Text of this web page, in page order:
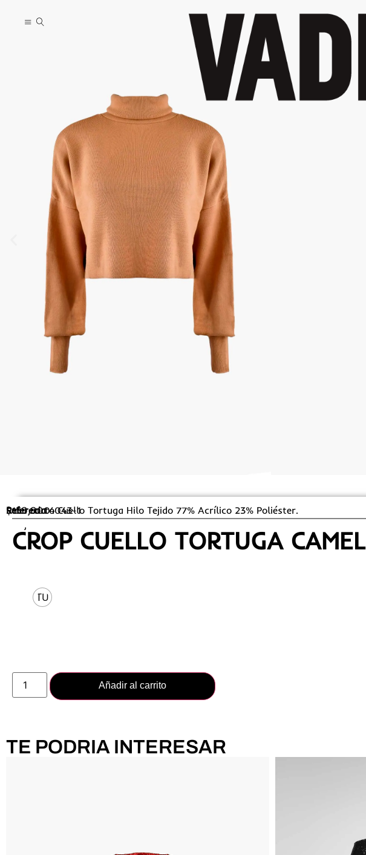
CROP CUELLO TORTUGA CAMEL
$159,900
Referecia4043-1
,
Saco corto Cuello Tortuga Hilo Tejido 77% Acrílico 23% Poliéster.
TU
Añadir al carrito
TE PODRIA INTERESAR